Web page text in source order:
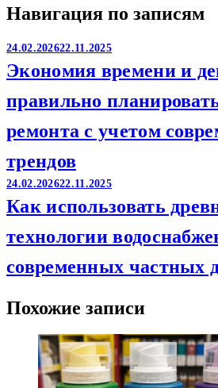
Навигация по записям
24.02.202622.11.2025
Экономия времени и
правильно
ремонта с учетом
трендов
24.02.202622.11.2025
Как использовать
технологии
современных частных
Похожие записи